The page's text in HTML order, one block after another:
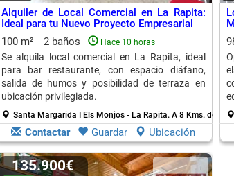
Alquiler de Local Comercial en La Rapita:
Ideal para tu Nuevo Proyecto Empresarial
100 m²
2 baños Hace 10 horas
Se alquila local comercial en La Rapita, ideal
para bar restaurante, con espacio diáfano,
salida de humos y posibilidad de terraza en
ubicación privilegiada.
Santa Margarida I Els Monjos - La Rapita. A 8 Kms. de
Contactar Guardar Ubicación
135.900€